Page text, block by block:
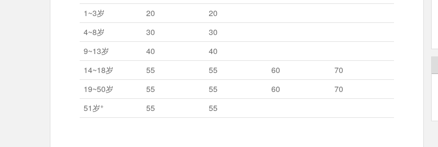
1~3岁
20
20
4~8岁
30
30
9~13岁
40
40
14~18岁
55 55 60
70
19~50岁
55 55 60
70
51岁+ 55 55